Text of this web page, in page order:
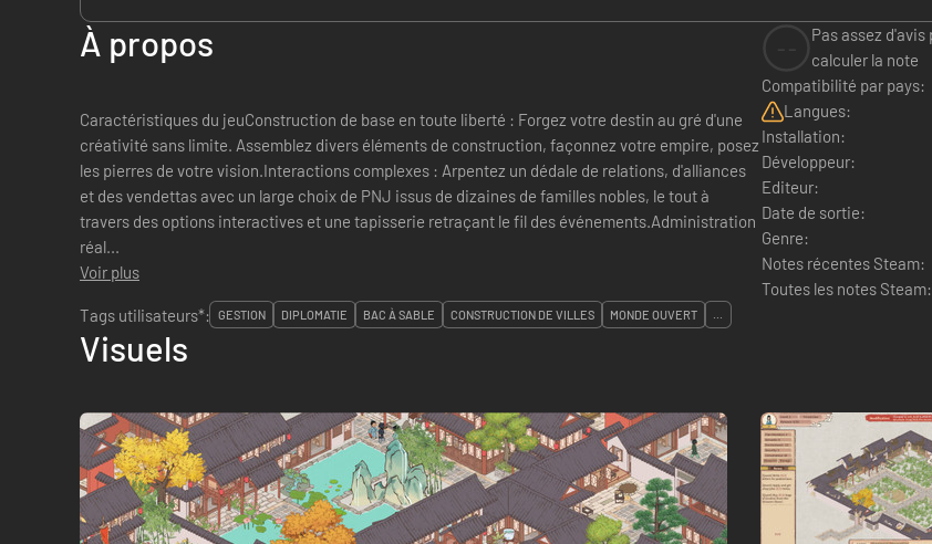
À propos
Caractéristiques du jeuConstruction de base en toute liberté : Forgez votre destin au gré d'une
créativité sans limite. Assemblez divers éléments de construction, façonnez votre empire, posez
les pierres de votre vision.Interactions complexes : Arpentez un dédale de relations, d'alliances
et des vendettas avec un large choix de PNJ issus de dizaines de familles nobles, le tout à
travers des options interactives et une tapisserie retraçant le fil des événements.Administration
réal...
Voir plus
Pas assez d'avis
calculer la note
Compatibilité par pays:
Langues:
Installation:
Développeur:
Editeur:
Date de sortie:
Genre:
Notes récentes Steam:
Toutes les notes Steam:
Tags utilisateurs*:
GESTION DIPLOMATIE BAC À SABLE CONSTRUCTION DE VILLES MONDE OUVERT ...
Visuels